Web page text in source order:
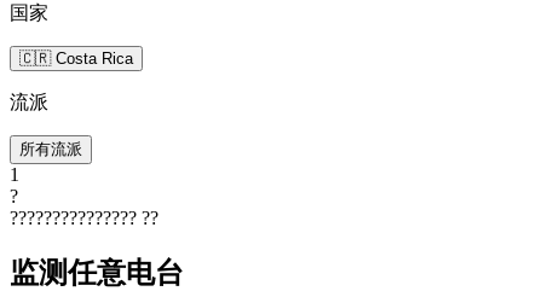
国家
🇨🇷 Costa Rica
流派
所有流派
1
?
??????????????? ??
监测任意电台